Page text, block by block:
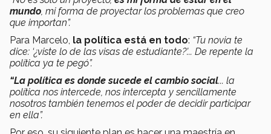
mundo , mi forma de proyectar los problemas que creo
que importan”.
Para Marcelo, la política está en todo: “Tu novia te
dice: ‘¿viste lo de las visas de estudiante?’... De repente la
política ya te pegó”.
“La política es donde sucede el cambio social... la
política nos intercede, nos intercepta y sencillamente
nosotros también tenemos el poder de decidir participar
en ella”.